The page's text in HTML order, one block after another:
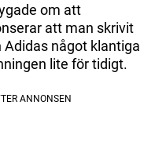
om att
att man skrivit
något klantiga
lite för tidigt.